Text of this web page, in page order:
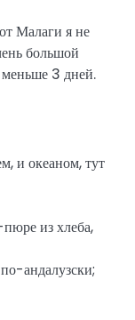
Малаги я не
большой
меньше 3 дней.
и океаном, тут
из хлеба,
андалузски;